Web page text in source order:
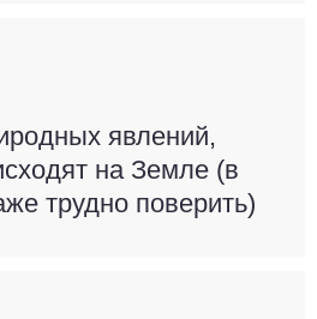
явлений,
на Земле (в
трудно поверить)